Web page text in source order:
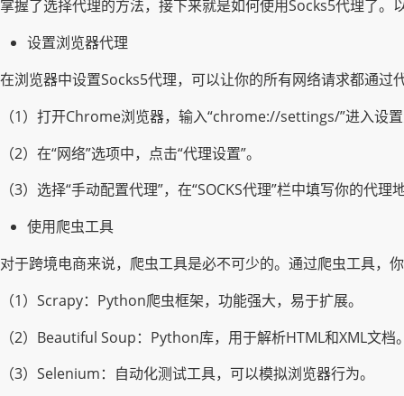
掌握了选择代理的方法，接下来就是如何使用Socks5代理了。
设置浏览器代理
在浏览器中设置Socks5代理，可以让你的所有网络请求都通
（1）打开Chrome浏览器，输入“chrome://settings/”进入设
（2）在“网络”选项中，点击“代理设置”。
（3）选择“手动配置代理”，在“SOCKS代理”栏中填写你的代理
使用爬虫工具
对于跨境电商来说，爬虫工具是必不可少的。通过爬虫工具，
（1）Scrapy：Python爬虫框架，功能强大，易于扩展。
（2）Beautiful Soup：Python库，用于解析HTML和XML文档
（3）Selenium：自动化测试工具，可以模拟浏览器行为。